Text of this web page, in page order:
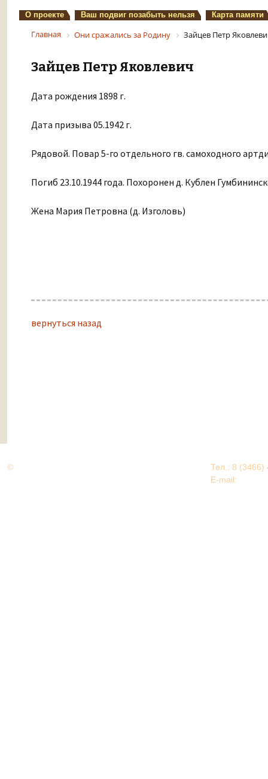
О проекте Ваш подвиг позабыть нельзя Карта памяти
Главная Они сражались за Родину Зайцев Петр
Зайцев Петр Яковлевич
Дата рождения 1898 г.
Дата призыва 05.1942 г.
Рядовой. Повар 5-го отдельного гв. самоходного
Погиб 23.10.1944 года. Похоронен д. Кублен
Жена Мария Петровна (д. Изголовь)
вернуться назад
©
Тел.: 8 (3466)
E-mail: